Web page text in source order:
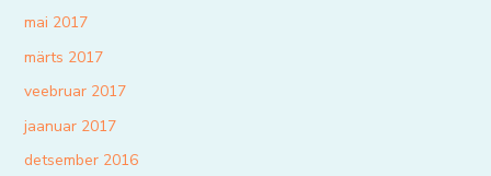
mai 2017
märts 2017
veebruar 2017
jaanuar 2017
detsember 2016